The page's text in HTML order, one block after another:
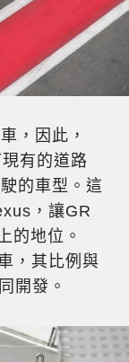
，因此，
有的道路
的車型。這
，讓GR
的地位。
，其比例與
開發。